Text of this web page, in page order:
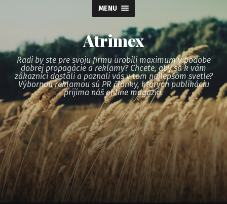
MENU
Atrimex
Radi by ste pre svoju firmu urobili maximum v podobe
dobrej propagácie a reklamy? Chcete, aby sa k vám
zákazníci dostali a poznali vás v tom najlepšom svetle?
Výbornou reklamou sú PR články, ktorých publikáciu
prijíma náš online magazín.